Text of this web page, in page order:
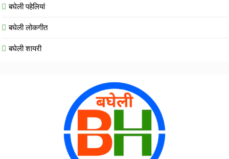
बघेली पहेलियां
बघेली लोकगीत
बघेली शायरी